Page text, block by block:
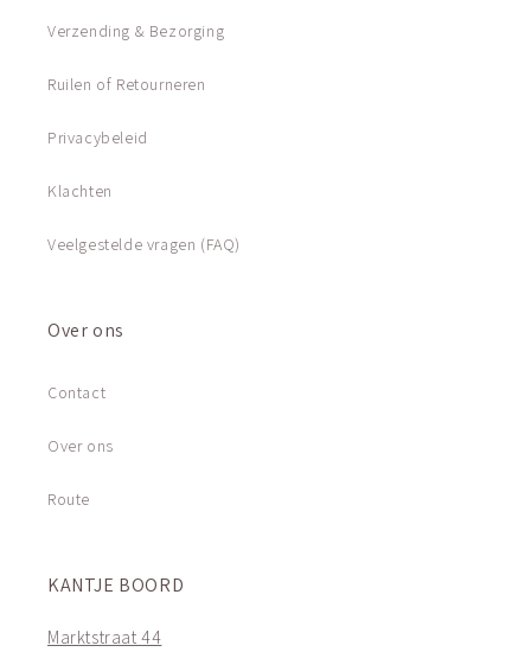
Verzending & Bezorging
Ruilen of Retourneren
Privacybeleid
Klachten
Veelgestelde vragen (FAQ)
Over ons
Contact
Over ons
Route
KANTJE BOORD
Marktstraat 44